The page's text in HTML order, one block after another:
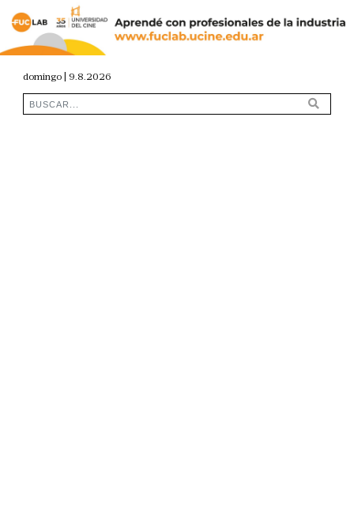
domingo | 9.8.2026